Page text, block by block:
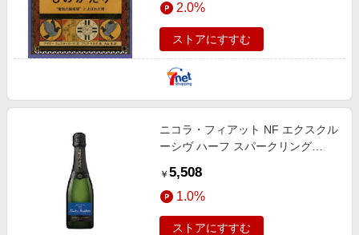
2.0%
ストアにすすむ
ニコラ・フィアット NF エクスクル
ーシヴ ハーフ スパークリング
￥ 5,508
1.0%
ストアにすすむ